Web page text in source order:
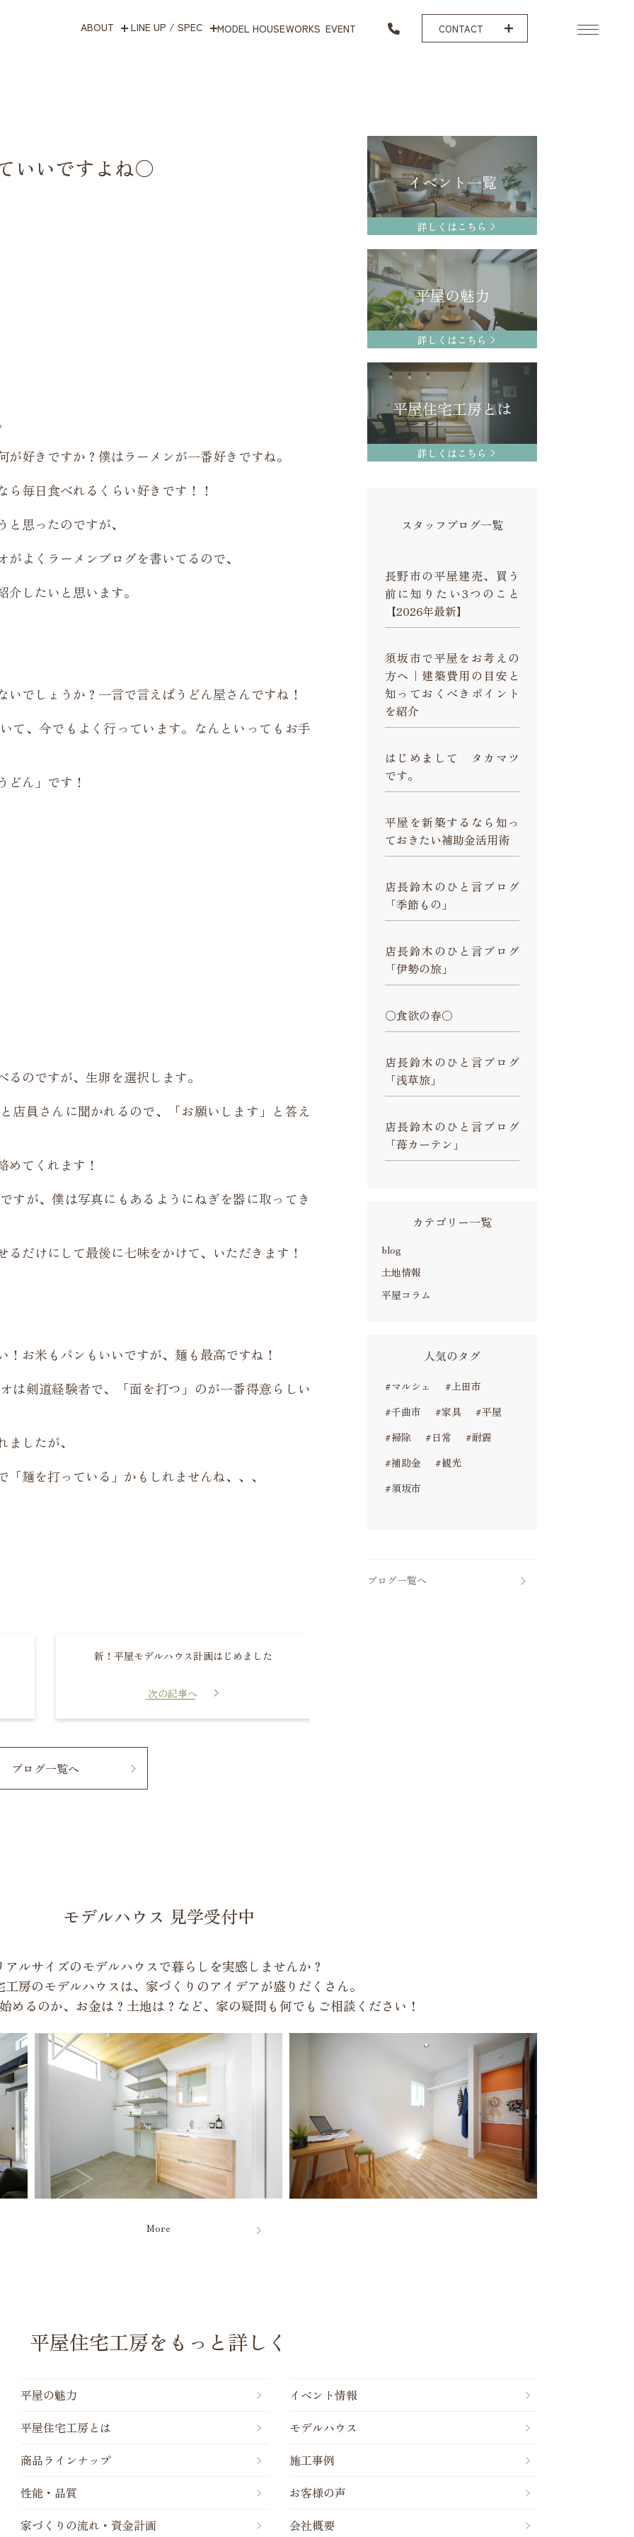
ABOUT LINE UP / SPEC MODEL HOUSEWORKS EVENT CONTACT
いいですよね〇
好きですか？僕はラーメンが一番好きですね。
毎日食べれるくらい好きです！！
思ったのですが、
よくラーメンブログを書いてるので、
したいと思います。
でしょうか？一言で言えばうどん屋さんですね！
て、今でもよく行っています。なんといってもお手
どん」です！
のですが、生卵を選択します。
店員さんに聞かれるので、「お願いします」と答え
めてくれます！
すが、僕は写真にもあるようにねぎを器に取ってき
だけにして最後に七味をかけて、いただきます！
お米もパンもいいですが、麺も最高ですね！
は剣道経験者で、「面を打つ」のが一番得意らしい
したが、
麺を打っている」かもしれませんね、、、
新！平屋モデルハウス計画はじめました
ブログ一覧へ
イベント一覧
詳しくはこちら
平屋の魅力
詳しくはこちら
平屋住宅工房とは
詳しくはこちら
スタッフブログ一覧
長野市の平屋建売、買う
前に知りたい3つのこと
【2026年最新】
須坂市で平屋をお考えの
方へ｜建築費用の目安と
知っておくべきポイント
を紹介
はじめまして タカマツ
です。
平屋を新築するなら知っ
ておきたい補助金活用術
店長鈴木のひと言ブログ
「季節もの」
店長鈴木のひと言ブログ
「伊勢の旅」
〇食欲の春〇
店長鈴木のひと言ブログ
「浅草旅」
店長鈴木のひと言ブログ
「苺カーテン」
カテゴリー一覧
blog
土地情報
平屋コラム
人気のタグ
#マルシェ
#上田市
#千曲市
#家具
#平屋
#掃除
#日常
#耐震
#補助金
#観光
#須坂市
ブログ一覧へ
モデルハウス 見学受付中
アルサイズのモデルハウスで暮らしを実感しませんか？
工房のモデルハウスは、家づくりのアイデアが盛りだくさん。
めるのか、お金は？土地は？など、家の疑問も何でもご相談ください！
More
平屋住宅工房をもっと詳しく
平屋の魅力
平屋住宅工房とは
商品ラインナップ
性能・品質
家づくりの流れ・資金計画
イベント情報
モデルハウス
施工事例
お客様の声
会社概要